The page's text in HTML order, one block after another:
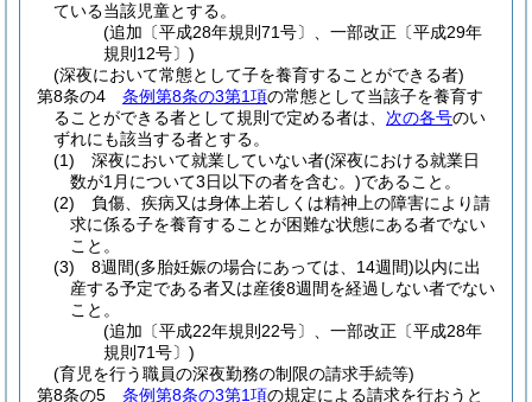
ている当該児童とする。
(追加〔平成28年規則71号〕、一部改正〔平成29年
規則12号〕)
(深夜において常態として子を養育することができる者)
第8条の4
条例第8条の3第1項の常態として当該子を養育す
ることができる者として規則で定める者は、 次の各号のい
ずれにも該当する者とする。
(1)
深夜において就業していない者(深夜における就業日
数が1月について3日以下の者を含む。)であること。
(2)
負傷、疾病又は身体上若しくは精神上の障害により請
求に係る子を養育することが困難な状態にある者でない
こと。
(3)
8週間(多胎妊娠の場合にあっては、14週間)以内に出
産する予定である者又は産後8週間を経過しない者でない
こと。
(追加〔平成22年規則22号〕、一部改正〔平成28年
規則71号〕)
(育児を行う職員の深夜勤務の制限の請求手続等)
第8条の5
条例第8条の3第1項の規定による請求を行おうと